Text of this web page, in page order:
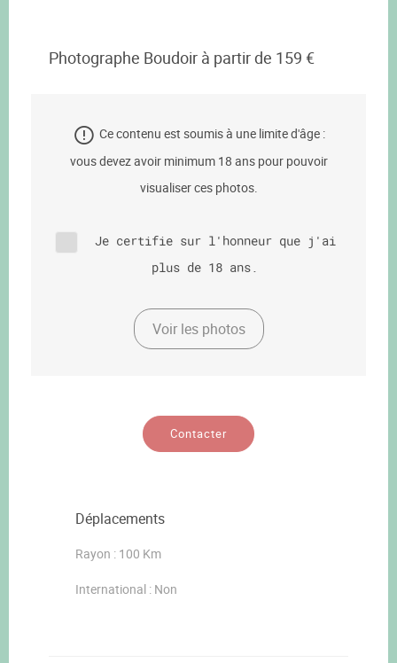
Photographe Boudoir à partir de 159 €
Ce contenu est soumis à une limite d'âge :
vous devez avoir minimum 18 ans pour pouvoir
visualiser ces photos.
Je certifie sur l'honneur que j'ai
plus de 18 ans.
Voir les photos
Contacter
Déplacements
Rayon : 100 Km
International : Non